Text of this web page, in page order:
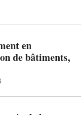
en
de bâtiments,